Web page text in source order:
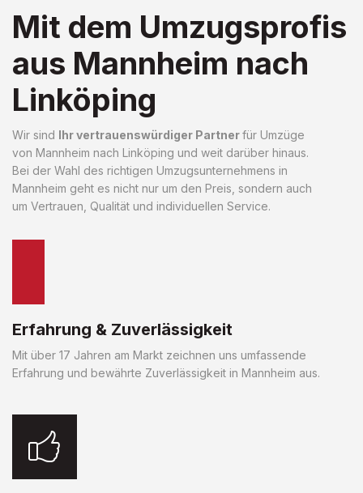
Mit dem Umzugsprofis
aus Mannheim nach
Linköping
Wir sind Ihr vertrauenswürdiger Partnerfür Umzüge
von Mannheim nach Linköping und weit darüber hinaus.
Bei der Wahl des richtigen Umzugsunternehmens in
Mannheim geht es nicht nur um den Preis, sondern auch
um Vertrauen, Qualität und individuellen Service.
Erfahrung & Zuverlässigkeit
Mit über 17 Jahren am Markt zeichnen uns umfassende
Erfahrung und bewährte Zuverlässigkeit in Mannheim aus.